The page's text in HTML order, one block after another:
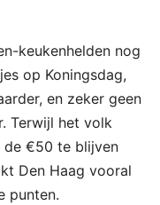
keukenhelden nog
op Koningsdag,
en zeker geen
Terwijl het volk
de €50 te blijven
Den Haag vooral
punten.